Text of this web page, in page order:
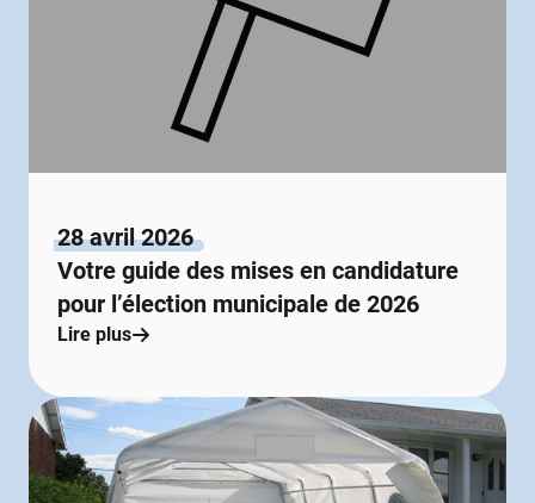
28 avril 2026
Votre guide des mises en candidature
pour l’élection municipale de 2026
Lire plus